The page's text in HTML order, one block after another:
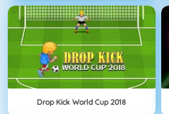
Drop Kick World Cup 2018